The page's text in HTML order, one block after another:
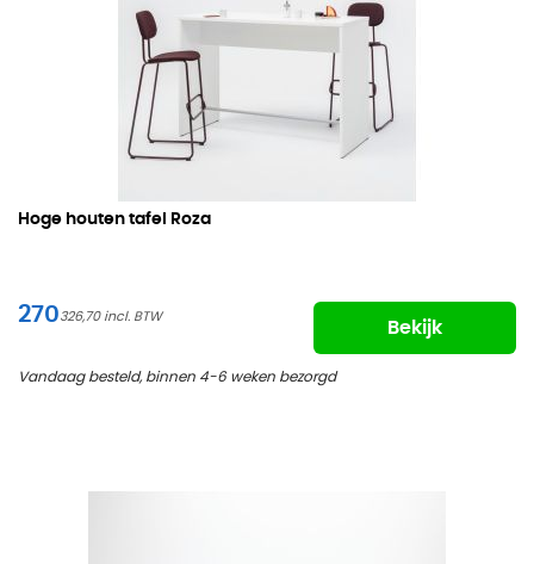
Hoge houten tafel Roza
270326,70
Bekijk
Vandaag besteld, binnen 4-6 weken bezorgd